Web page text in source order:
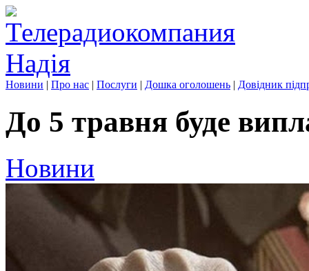
Новини | Про нас | Послуги | Дошка оголошень | Довідник
До 5 травня буде
Новини